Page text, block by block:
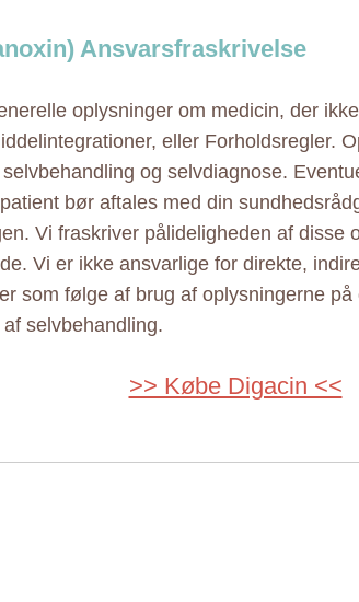
Ansvarsfraskrivelse
oplysninger om medicin, der
eller Forholdsregler.
og selvdiagnose.
bør aftales med din
Vi fraskriver pålideligheden af disse
Vi er ikke ansvarlige for direkte,
som følge af brug af oplysningerne
selvbehandling.
>> Købe Digacin <<